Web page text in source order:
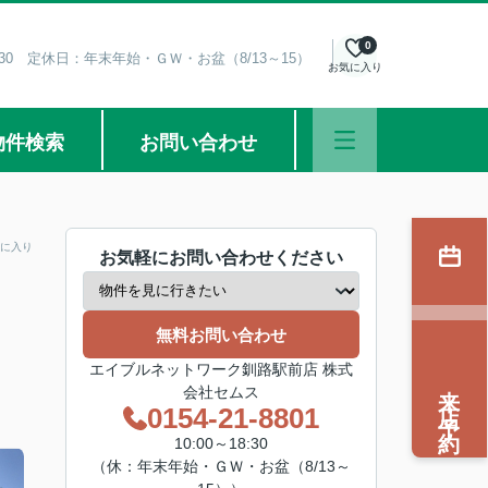
定休日：年末年始・ＧＷ・お盆（8/13～15） お気に入り
0
件検索 お問い合わせ
入り
お気軽にお問い合わせください
無料お問い合わせ
エイブルネットワーク釧路駅前店 株式
会社セムス
0154-21-8801
10:00～18:30
（休：年末年始・ＧＷ・お盆（8/13～
来店予約